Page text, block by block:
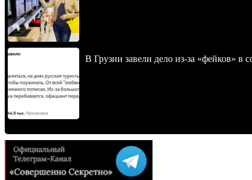
В Грузии завели дело из-за «фейков» в